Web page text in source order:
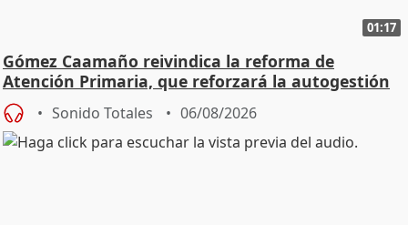
01:17
Gómez Caamaño reivindica la reforma de
Atención Primaria, que reforzará la autogestión
Sonido Totales 06/08/2026